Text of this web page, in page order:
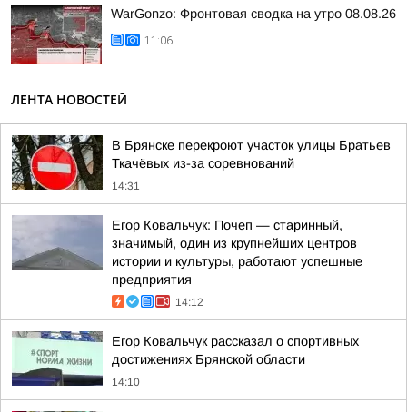
WarGonzo: Фронтовая сводка на утро 08.08.26
11:06
ЛЕНТА НОВОСТЕЙ
В Брянске перекроют участок улицы Братьев
Ткачёвых из-за соревнований
14:31
Егор Ковальчук: Почеп — старинный,
значимый, один из крупнейших центров
истории и культуры, работают успешные
предприятия
14:12
Егор Ковальчук рассказал о спортивных
достижениях Брянской области
14:10